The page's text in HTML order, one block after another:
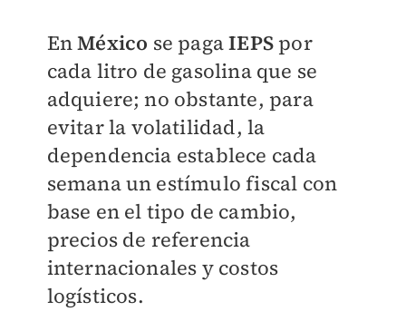
EnMéxico se pagaIEPS por
cada litro de gasolina que se
adquiere; no obstante, para
evitar la volatilidad, la
dependencia establece cada
semana un estímulo fiscal con
base en el tipo de cambio,
precios de referencia
internacionales y costos
logísticos.